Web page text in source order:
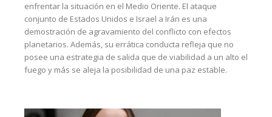
enfrentar la situación en el Medio Oriente. El ataque
conjunto de Estados Unidos e Israel a Irán es una
demostración de agravamiento del conflicto con efectos
planetarios. Además, su errática conducta refleja que no
posee una estrategia de salida que de viabilidad a un alto el
fuego y más se aleja la posibilidad de una paz estable.